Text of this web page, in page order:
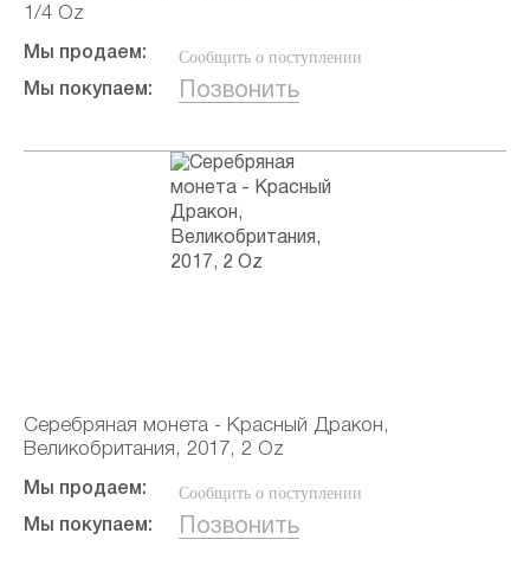
1/4 Oz
Мы продаем: Сообщить о поступлении
Мы покупаем: Позвонить
Серебряная монета - Красный Дракон,
Великобритания, 2017, 2 Oz
Мы продаем: Сообщить о поступлении
Мы покупаем: Позвонить